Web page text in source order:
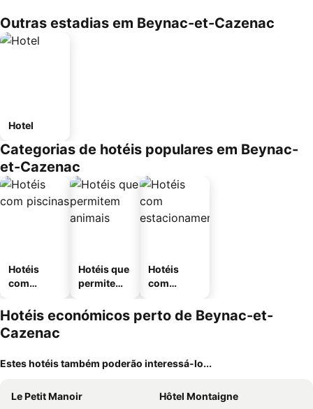
Outras estadias em Beynac-et-Cazenac
Hotel
Categorias de hotéis populares em Beynac-
et-Cazenac
Hotéis
com
Hotéis que
permitem
Hotéis
com
mento
Hotéis económicos perto de Beynac-et-
Cazenac
Estes hotéis também poderão interessá-lo...
Le Petit Manoir
Hôtel Montaigne